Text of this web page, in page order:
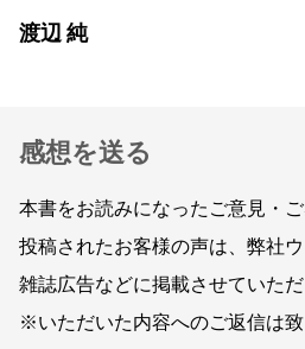
渡辺 純
感想を送る
本書をお読みになったご意見・
投稿されたお客様の声は、弊社
雑誌広告などに掲載させていた
※いただいた内容へのご返信は致